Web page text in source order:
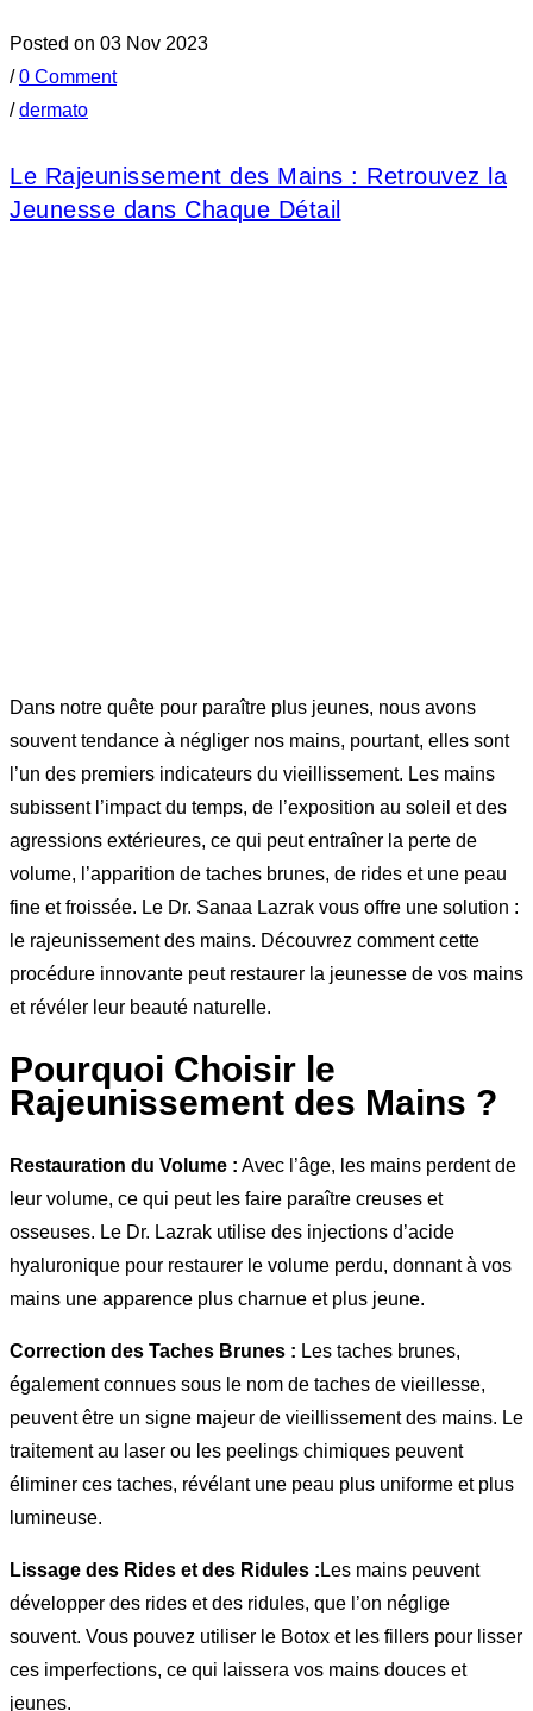
Posted on 03 Nov 2023
/0 Comment
/dermato
Le Rajeunissement des Mains : Retrouvez la
Jeunesse dans Chaque Détail
Dans notre quête pour paraître plus jeunes, nous avons
souvent tendance à négliger nos mains, pourtant, elles sont
l’un des premiers indicateurs du vieillissement. Les mains
subissent l’impact du temps, de l’exposition au soleil et des
agressions extérieures, ce qui peut entraîner la perte de
volume, l’apparition de taches brunes, de rides et une peau
fine et froissée. Le Dr. Sanaa Lazrak vous offre une solution :
le rajeunissement des mains. Découvrez comment cette
procédure innovante peut restaurer la jeunesse de vos mains
et révéler leur beauté naturelle.
Pourquoi Choisir le
Rajeunissement des Mains ?
Restauration du Volume : Avec l’âge, les mains perdent de
leur volume, ce qui peut les faire paraître creuses et
osseuses. Le Dr. Lazrak utilise des injections d’acide
hyaluronique pour restaurer le volume perdu, donnant à vos
mains une apparence plus charnue et plus jeune.
Correction des Taches Brunes : Les taches brunes,
également connues sous le nom de taches de vieillesse,
peuvent être un signe majeur de vieillissement des mains. Le
traitement au laser ou les peelings chimiques peuvent
éliminer ces taches, révélant une peau plus uniforme et plus
lumineuse.
Lissage des Rides et des Ridules : Les mains peuvent
développer des rides et des ridules, que l’on néglige
souvent. Vous pouvez utiliser le Botox et les fillers pour lisser
ces imperfections, ce qui laissera vos mains douces et
jeunes.